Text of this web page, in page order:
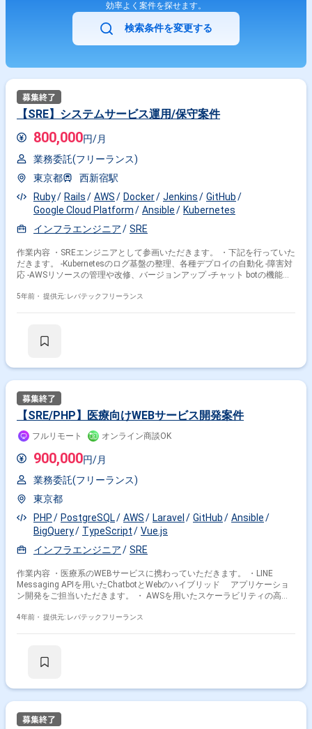
していく開発スタイルが中心となっております。 【使用する想定の技術、
スキル】 ・GCP、AWSを利用した開発/運用 ・DockerやKubernetesなどコ
ンテナ技術を利用した開発/運用 ・大規模データベース（MySQL、
PostgreSQL、Elasticsearch、Aerospike等）の構築・運用 ・Jenkins、
スアーキテクチャによる開発/運用 BGP, OSPF等を利用したネットワーク構
築 【チーム体制】 AWSチームとGCPチームに分かれております！SREチ
ーム全体で人数は8名程度です。 【会社・プロダクトの特徴】 当社は、経
済情報によってビジネスを楽しめる世界を目指しており、データ・コンテ
ンツ・人の知見を活用した複数の事業を展開しています。「世界中のビジ
ネス情報をカバーする、情報収集・分析のプラットフォーム」「国内外の
ニュースだけでなく、独自のオリジナル記事等も配信するソーシャル経済
メディア」「企業データと顧客データを統合・分析し、営業戦略やABMの
実行を支援する、B2B事業向けの顧客戦略プラットフォームなどの運営」
といった事業を展開しています。 当社はハイブリッドクラウドの構築・運
用も行っており、エンジニアの採用にも力を入れています。
効率よく案件を探せます。
検索条件を変更する
【SRE】システムサービス運用/保守案件
800,000円/月
業務委託(フリーランス)
東京都
西新宿駅
Ruby
Rails AWS Docker Jenkins
GitHub
Google Cloud Platform
Ansible
Kubernetes
インフラエンジニア
SRE
作業内容 ・SREエンジニアとして参画いただきます。 ・下記を行っていた
だきます。 -Kubernetesのログ基盤の整理、各種デプロイの⾃動化 -障害対
応 -AWSリソースの管理や改修、バージョンアップ -チャット botの機能追
計、⾃動化
5年前・ 提供元: レバテックフリーランス
【SRE/PHP】医療向けWEBサービス開発案件
フルリモート オンライン商談OK
900,000円/月
業務委託(フリーランス)
東京都
PHP
PostgreSQL AWS Laravel GitHub
Ansible
BigQuery
TypeScript
Vue.js
インフラエンジニア
SRE
作業内容 ・医療系のWEBサービスに携わっていただきます。 ・LINE
Messaging APIを用いたChatbotとWebのハイブリッド アプリケーショ
ン開発をご担当いただきます。 ・ AWSを用いたスケーラビリティの高い
パフォーマンスおよび スケーラビリティ向上のための開発を行っていた
4年前・ 提供元: レバテックフリーランス